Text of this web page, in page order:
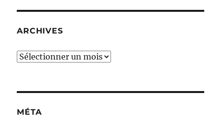
ARCHIVES
Archives
MÉTA